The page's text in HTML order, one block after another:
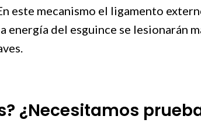
este mecanismo el ligamento
energía del esguince se lesionarán
¿Necesitamos